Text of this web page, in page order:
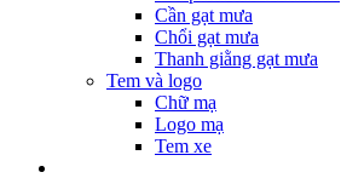
Cần gạt mưa
Chổi gạt mưa
Thanh giằng gạt mưa
Tem và logo
Chữ mạ
Logo mạ
Tem xe